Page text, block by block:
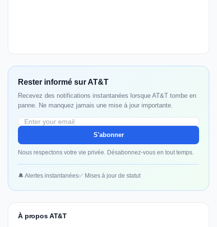
Rester informé sur AT&T
Recevez des notifications instantanées lorsque AT&T tombe en
panne. Ne manquez jamais une mise à jour importante.
S'abonner
Nous respectons votre vie privée. Désabonnez-vous en tout temps.
🔔 Alertes instantanées✅ Mises à jour de statut
À propos AT&T